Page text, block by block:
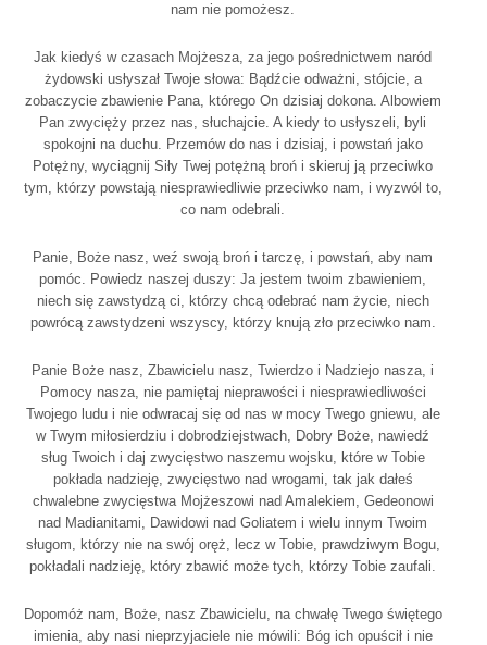
nam nie pomożesz.
Jak kiedyś w czasach Mojżesza, za jego pośrednictwem naród
żydowski usłyszał Twoje słowa: Bądźcie odważni, stójcie, a
zobaczycie zbawienie Pana, którego On dzisiaj dokona. Albowiem
Pan zwycięży przez nas, słuchajcie. A kiedy to usłyszeli, byli
spokojni na duchu. Przemów do nas i dzisiaj, i powstań jako
Potężny, wyciągnij Siły Twej potężną broń i skieruj ją przeciwko
tym, którzy powstają niesprawiedliwie przeciwko nam, i wyzwól to,
co nam odebrali.
Panie, Boże nasz, weź swoją broń i tarczę, i powstań, aby nam
pomóc. Powiedz naszej duszy: Ja jestem twoim zbawieniem,
niech się zawstydzą ci, którzy chcą odebrać nam życie, niech
powrócą zawstydzeni wszyscy, którzy knują zło przeciwko nam.
Panie Boże nasz, Zbawicielu nasz, Twierdzo i Nadziejo nasza, i
Pomocy nasza, nie pamiętaj nieprawości i niesprawiedliwości
Twojego ludu i nie odwracaj się od nas w mocy Twego gniewu, ale
w Twym miłosierdziu i dobrodziejstwach, Dobry Boże, nawiedź
sług Twoich i daj zwycięstwo naszemu wojsku, które w Tobie
pokłada nadzieję, zwycięstwo nad wrogami, tak jak dałeś
chwalebne zwycięstwa Mojżeszowi nad Amalekiem, Gedeonowi
nad Madianitami, Dawidowi nad Goliatem i wielu innym Twoim
sługom, którzy nie na swój oręż, lecz w Tobie, prawdziwym Bogu,
pokładali nadzieję, który zbawić może tych, którzy Tobie zaufali.
Dopomóż nam, Boże, nasz Zbawicielu, na chwałę Twego świętego
imienia, aby nasi nieprzyjaciele nie mówili: Bóg ich opuścił i nie